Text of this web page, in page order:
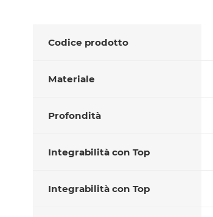
Codice prodotto
Materiale
Profondità
Integrabilità con Top
Integrabilità con Top